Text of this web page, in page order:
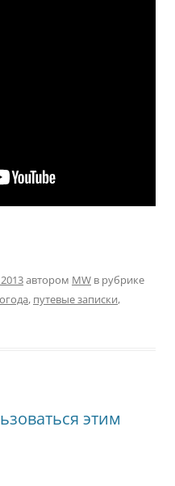
автором MW в рубрике
, путевые записки,
этим